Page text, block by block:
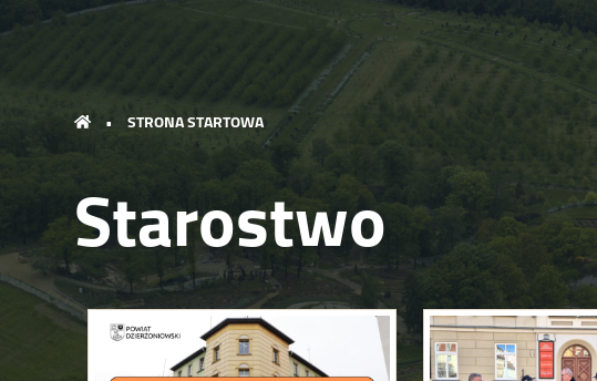
• STRONA STARTOWA
Starostwo